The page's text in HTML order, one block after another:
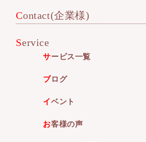
Contact(企業様)
Service
サービス一覧
ブログ
イベント
お客様の声